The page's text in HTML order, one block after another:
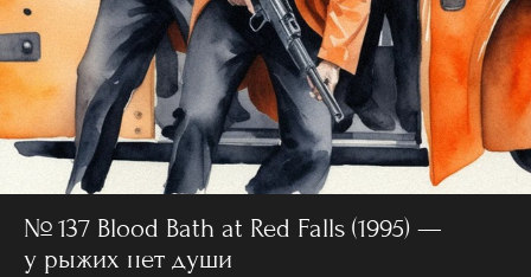
№ 137 Blood Bath at Red Falls (1995) —
у рыжих нет души